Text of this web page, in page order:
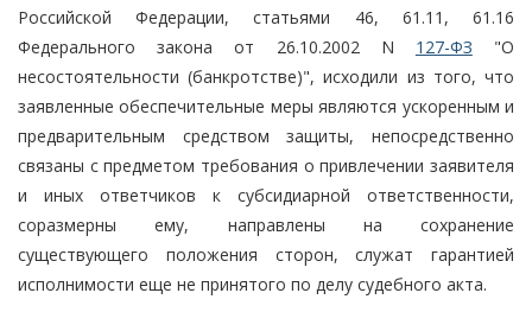
Российской Федерации, статьями 46, 61.11, 61.16
Федерального закона от 26.10.2002 N 127-ФЗ "О
несостоятельности (банкротстве)", исходили из того, что
заявленные обеспечительные меры являются ускоренным и
предварительным средством защиты, непосредственно
связаны с предметом требования о привлечении заявителя
и иных ответчиков к субсидиарной ответственности,
соразмерны ему, направлены на сохранение
существующего положения сторон, служат гарантией
исполнимости еще не принятого по делу судебного акта.